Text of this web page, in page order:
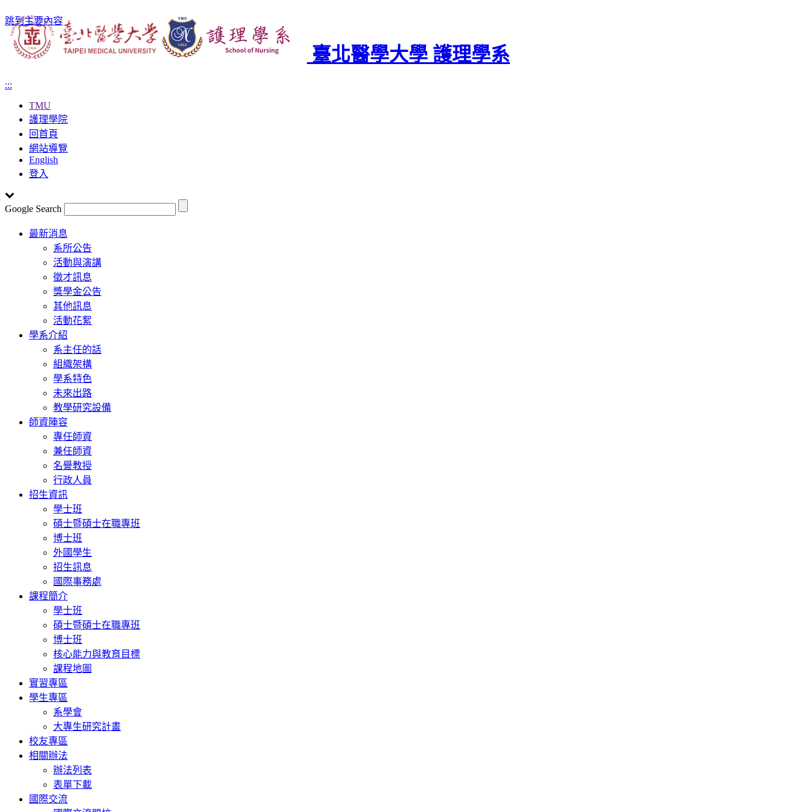
跳到主要內容
臺北醫學大學 護理學系
:::
TMU
護理學院
回首頁
網站導覽
English
登入
Google Search
Toggle
navigation
最新消息
系所公告
活動與演講
徵才訊息
獎學金公告
其他訊息
活動花絮
學系介紹
系主任的話
組織架構
學系特色
未來出路
教學研究設備
師資陣容
專任師資
兼任師資
名譽教授
行政人員
招生資訊
學士班
碩士暨碩士在職專班
博士班
外國學生
招生訊息
國際事務處
課程簡介
學士班
碩士暨碩士在職專班
博士班
核心能力與教育目標
課程地圖
實習專區
學生專區
系學會
大專生研究計畫
校友專區
相關辦法
辦法列表
表單下載
國際交流